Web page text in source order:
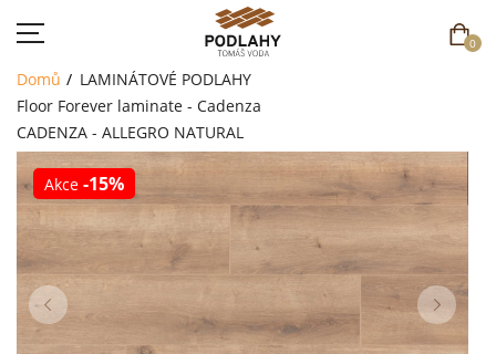
0
DOMŮ
SORTIMENT
AKCE
CENÍK
Domů
LAMINÁTOVÉ PODLAHY
Floor Forever laminate - Cadenza
CADENZA - ALLEGRO NATURAL
Akce -15%